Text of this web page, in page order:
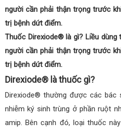
người cần phải thận trọng trước
trị bệnh dứt điểm.
Thuốc Direxiode® là gì? Liều
người cần phải thận trọng trước
trị bệnh dứt điểm.
Direxiode® là thuốc gì?
Direxiode® thường được các
nhiễm ký sinh trùng ở phần ruột
amip. Bên cạnh đó, loại thuốc